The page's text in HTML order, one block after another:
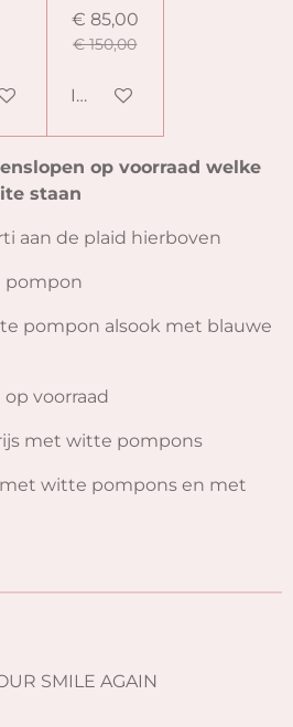
€ 85,00
€ 150,00
In winkelwagen
op voorraad welke
staan
aan de plaid hierboven
pompon
pompon alsook met blauwe
voorraad
met witte pompons
witte pompons en met
SMILE AGAIN